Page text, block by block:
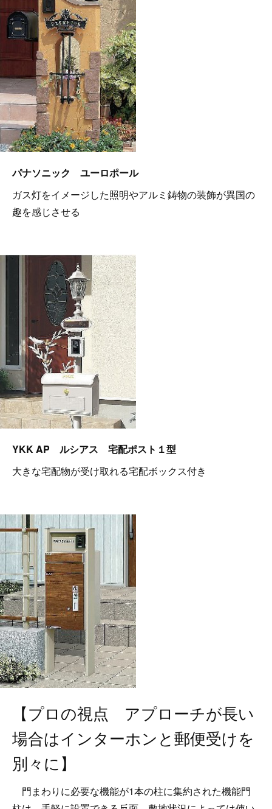
パナソニック ユーロポール
ガス灯をイメージした照明やアルミ鋳物の装飾が異国の
趣を感じさせる
YKK AP ルシアス 宅配ポスト１型
大きな宅配物が受け取れる宅配ボックス付き
【プロの視点 アプローチが長い
場合はインターホンと郵便受けを
別々に】
門まわりに必要な機能が1本の柱に集約された機能門